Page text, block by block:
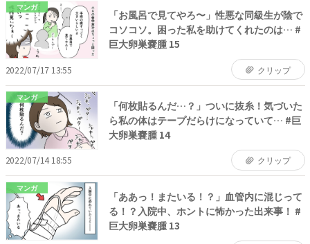
マンガ
「お風呂で見てやろ〜」性悪な同級生が陰で
コソコソ。困った私を助けてくれたのは… #
巨大卵巣嚢腫 15
2022/07/17 13:55 クリップ
マンガ
「何枚貼るんだ…？」ついに抜糸！気づいた
ら私の体はテープだらけになっていて… #巨
大卵巣嚢腫 14
2022/07/14 18:55 クリップ
マンガ
「ああっ！またいる！？」血管内に混じって
る！？入院中、ホントに怖かった出来事！ #
巨大卵巣嚢腫 13